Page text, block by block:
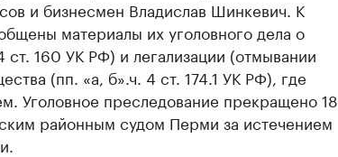
и бизнесмен Владислав Шинкевич. К
материалы их уголовного дела о
ст. 160 УК РФ) и легализации (отмывании
(пп. «а, б».ч. 4 ст. 174.1 УК РФ), где
Уголовное преследование прекращено 18
районным судом Перми за истечением